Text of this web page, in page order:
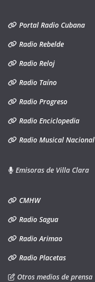
Portal Radio Cubana
Radio Rebelde
Radio Reloj
Radio Taíno
Radio Progreso
Radio Enciclopedia
Radio Musical Nacional
Emisoras de Villa Clara
CMHW
Radio Sagua
Radio Arimao
Radio Placetas
Otros medios de prensa